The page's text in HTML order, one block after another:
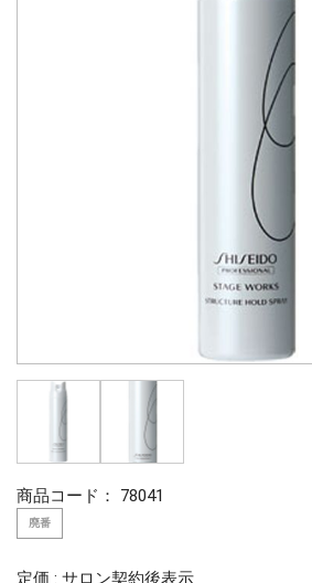
商品コード： 78041
廃番
定価 : サロン契約後表示